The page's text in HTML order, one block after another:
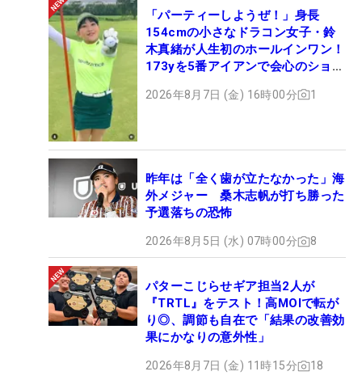
「パーティーしようぜ！」身長
154cmの小さなドラコン女子・鈴
木真緒が人生初のホールインワン！
173yを5番アイアンで会心のショッ
2026年8月7日 (金) 16時00分 1
昨年は「全く歯が立たなかった」海
外メジャー 桑木志帆が打ち勝った
予選落ちの恐怖
2026年8月5日 (水) 07時00分 8
パターこじらせギア担当2人が
『TRTL』をテスト！高MOIで転が
り◎、調節も自在で「結果の改善効
果にかなりの意外性」
2026年8月7日 (金) 11時15分 18